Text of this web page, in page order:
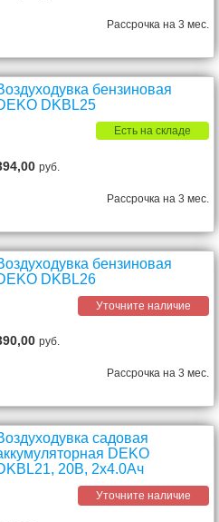
Рассрочка на 3 мес.
бензиновая
DKBL25
Есть на складе
руб.
Рассрочка на 3 мес.
бензиновая
DKBL26
Уточните наличие
руб.
Рассрочка на 3 мес.
садовая
DEKO
20В, 2x4.0Ач
Уточните наличие